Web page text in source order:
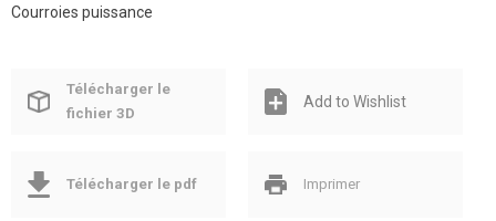
Courroies puissance
Télécharger le
fichier 3D
Add to Wishlist
Télécharger le pdf Imprimer